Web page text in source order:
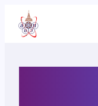
เนื้อหา